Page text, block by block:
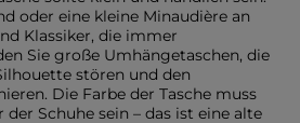
oder eine kleine Minaudière an
Klassiker, die immer
Sie große Umhängetaschen, die
stören und den
Die Farbe der Tasche muss
Schuhe sein – das ist eine alte